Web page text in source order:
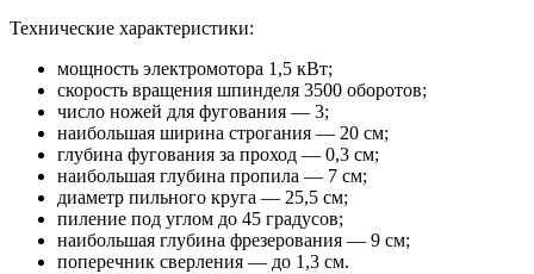
Технические характеристики:
мощность электромотора 1,5 кВт;
скорость вращения шпинделя 3500 оборотов;
число ножей для фугования — 3;
наибольшая ширина строгания — 20 см;
глубина фугования за проход — 0,3 см;
наибольшая глубина пропила — 7 см;
диаметр пильного круга — 25,5 см;
пиление под углом до 45 градусов;
наибольшая глубина фрезерования — 9 см;
поперечник сверления — до 1,3 см.